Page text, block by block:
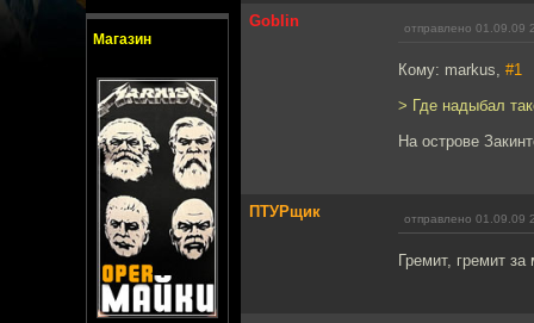
Магазин
Goblin отправлено 01.09.09
Кому: markus, #1
> Где надыбал
На острове
ПТУРщик отправлено 01.09.09
Гремит, гремит